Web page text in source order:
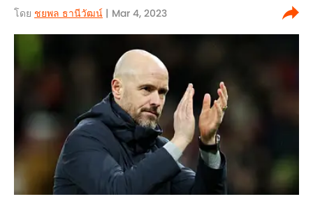
โดย ชยพล ธานีวัฒน์ | Mar 4, 2023